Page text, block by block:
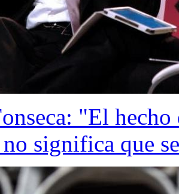
"El hecho
no significa que